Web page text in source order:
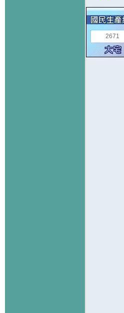
2671